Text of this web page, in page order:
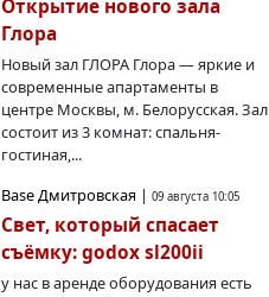
Открытие нового зала
Глора
Новый зал ГЛОРА Глора — яркие и
современные апартаменты в
центре Москвы, м. Белорусская. Зал
состоит из 3 комнат: спальня-
гостиная,...
Base Дмитровская | 09 августа 10:05
Свет, который спасает
съёмку: godox sl200ii
у нас в аренде оборудования есть